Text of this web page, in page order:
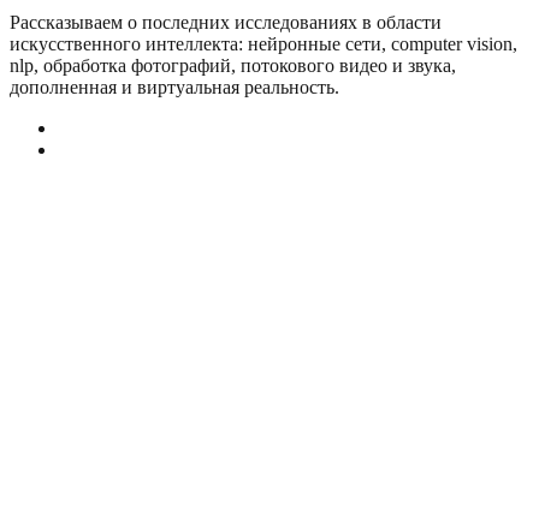
Рассказываем о последних исследованиях в области
искусcтвенного интеллекта: нейронные сети, computer vision,
nlp, обработка фотографий, потокового видео и звука,
дополненная и виртуальная реальность.